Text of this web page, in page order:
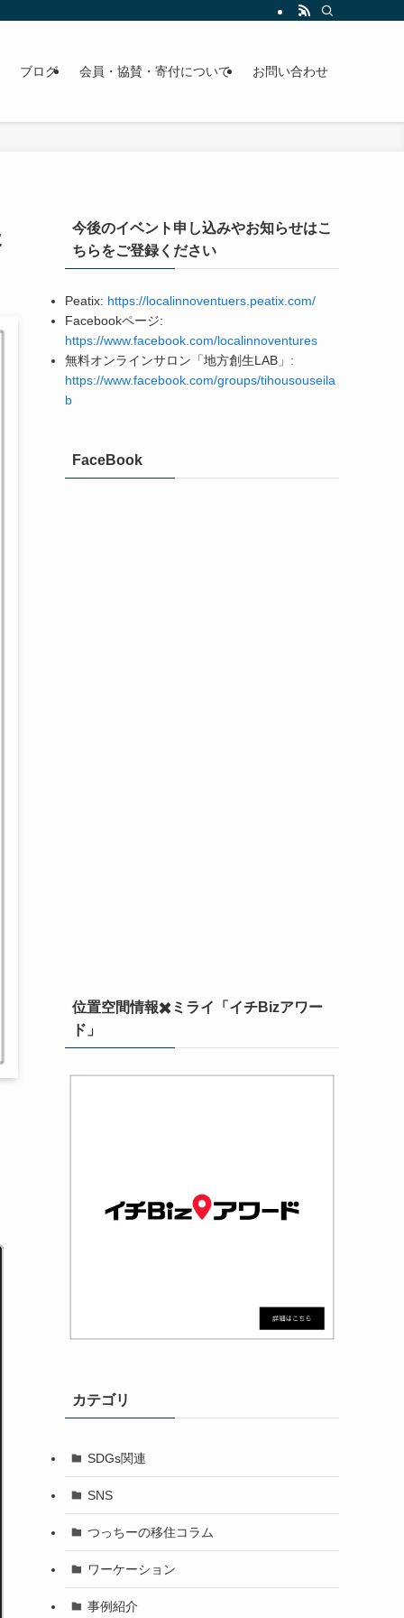
ブログ 会員・協賛・寄付について お問い合わせ
今後のイベント申し込みやお知らせはこ
ちらをご登録ください
Peatix: https://localinnoventuers.peatix.com/
Facebookページ:
https://www.facebook.com/localinnoventures
無料オンラインサロン「地方創生LAB」:
https://www.facebook.com/groups/tihousouseila
b
FaceBook
位置空間情報✖️ミライ「イチBizアワー
ド」
カテゴリ
SDGs関連
SNS
つっちーの移住コラム
ワーケーション
事例紹介